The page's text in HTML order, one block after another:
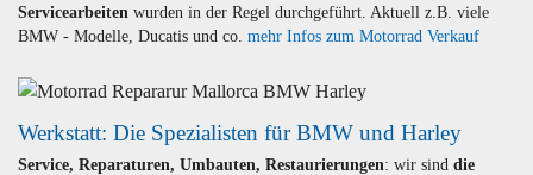
Servicearbeiten wurden in der Regel durchgeführt. Aktuell z.B. viele
BMW - Modelle, Ducatis und co. mehr Infos zum Motorrad Verkauf
Werkstatt: Die Spezialisten für BMW und Harley
Service, Reparaturen, Umbauten, Restaurierungen: wir sind die